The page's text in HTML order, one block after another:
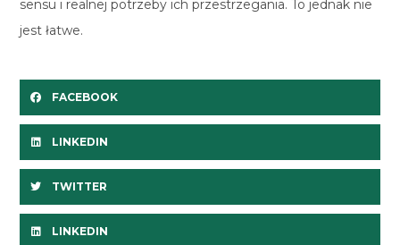
sensu i realnej potrzeby ich przestrzegania. To jednak nie
jest łatwe.
FACEBOOK
LINKEDIN
TWITTER
LINKEDIN